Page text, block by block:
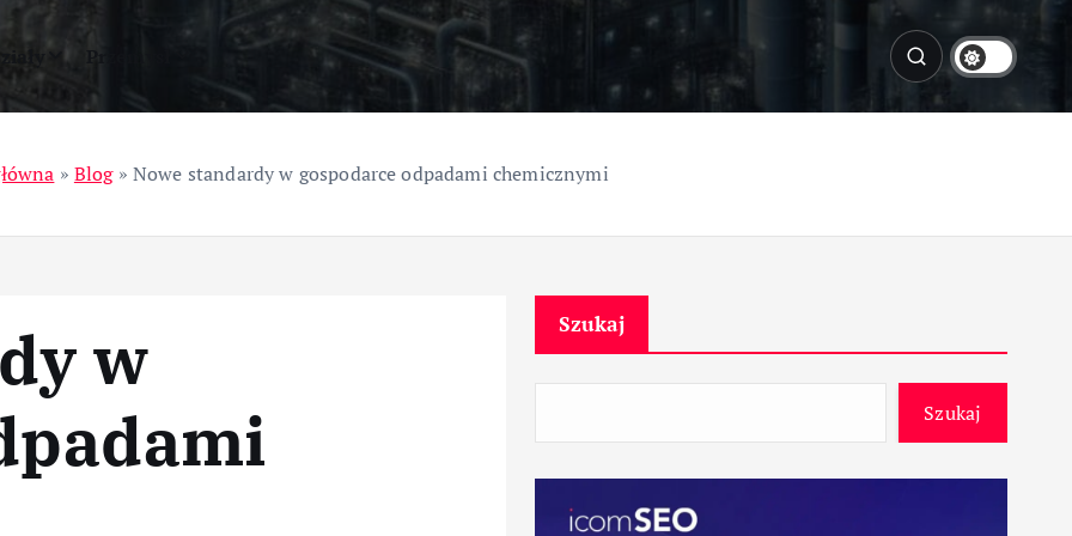
Przemysł
» Blog» Nowe standardy w gospodarce odpadami chemicznymi
w
Szukaj
Szukaj